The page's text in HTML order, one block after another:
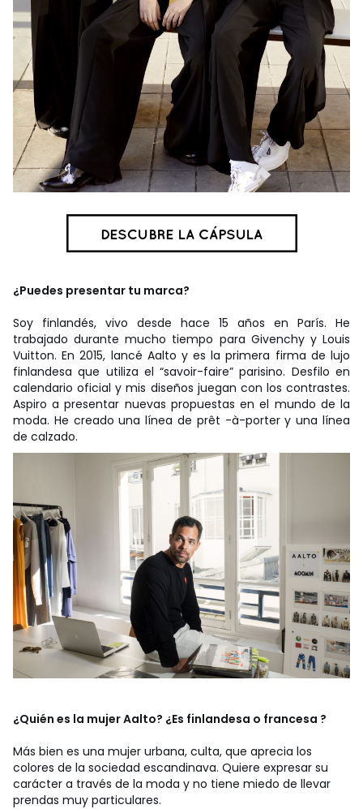
¿Puedes presentar tu marca?
Soy finlandés, vivo desde hace 15 años en París. He
trabajado durante mucho tiempo para Givenchy y Louis
Vuitton. En 2015, lancé Aalto y es la primera firma de lujo
finlandesa que utiliza el “savoir-faire” parisino. Desfilo en
calendario oficial y mis diseños juegan con los contrastes.
Aspiro a presentar nuevas propuestas en el mundo de la
moda. He creado una línea de prêt -à-porter y una línea
de calzado.
¿Quién es la mujer Aalto? ¿Es finlandesa o francesa ?
Más bien es una mujer urbana, culta, que aprecia los
colores de la sociedad escandinava. Quiere expresar su
carácter a través de la moda y no tiene miedo de llevar
prendas muy particulares.